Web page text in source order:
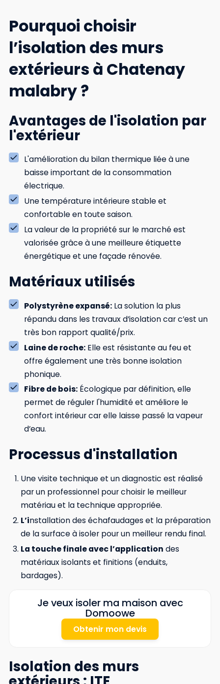
Pourquoi choisir
l’isolation des murs
extérieurs à Chatenay
malabry ?
Avantages de l'isolation par
l'extérieur
L'amélioration du bilan thermique liée à une
baisse important de la consommation
électrique.
Une température intérieure stable et
confortable en toute saison.
La valeur de la propriété sur le marché est
valorisée grâce à une meilleure étiquette
énergétique et une façade rénovée.
Matériaux utilisés
Polystyrène expansé: La solution la plus
répandu dans les travaux d’isolation car c’est un
très bon rapport qualité/prix.
Laine de roche: Elle est résistante au feu et
offre également une très bonne isolation
phonique.
Fibre de bois: Écologique par définition, elle
permet de réguler l'humidité et améliore le
confort intérieur car elle laisse passé la vapeur
d’eau.
Processus d'installation
Une visite technique et un diagnostic est réalisé
par un professionnel pour choisir le meilleur
matériau et la technique appropriée.
L’installation des échafaudages et la préparation
de la surface à isoler pour un meilleur rendu final.
La touche finale avec l’application des
matériaux isolants et finitions (enduits,
bardages).
Je veux isoler ma maison avec
Domoowe
Obtenir mon devis
Isolation des murs